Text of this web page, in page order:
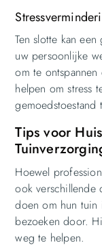
Ten slotte kan
uw persoonlijke
om te
helpen om stress
gemoedstoestand
Tips voor
Hoewel
ook verschillende
doen om hun
bezoeken door.
weg te helpen.